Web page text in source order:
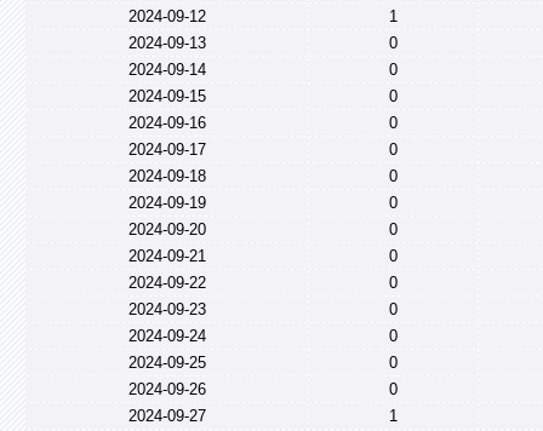
2024-09-12
1
2024-09-13
0
2024-09-14
0
2024-09-15
0
2024-09-16
0
2024-09-17
0
2024-09-18
0
2024-09-19
0
2024-09-20
0
2024-09-21
0
2024-09-22
0
2024-09-23
0
2024-09-24
0
2024-09-25
0
2024-09-26
0
2024-09-27
1